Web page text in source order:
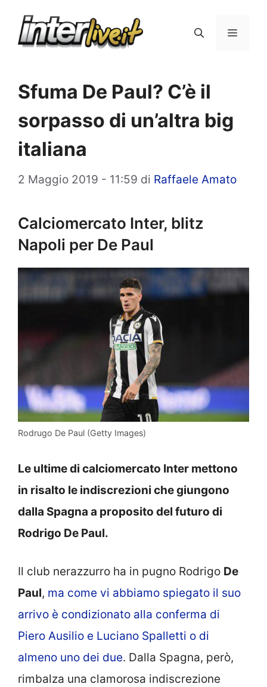
Menu
Sfuma De Paul? C’è il
sorpasso di un’altra big
italiana
2 Maggio 2019 - 11:59 di Raffaele Amato
Calciomercato Inter, blitz
Napoli per De Paul
Rodrugo De Paul (Getty Images)
Le ultime di calciomercato Inter mettono
in risalto le indiscrezioni che giungono
dalla Spagna a proposito del futuro di
Rodrigo De Paul.
Il club nerazzurro ha in pugno Rodrigo De
Paul, ma come vi abbiamo spiegato il suo
arrivo è condizionato alla conferma di
Piero Ausilio e Luciano Spalletti o di
almeno uno dei due. Dalla Spagna, però,
rimbalza una clamorosa indiscrezione